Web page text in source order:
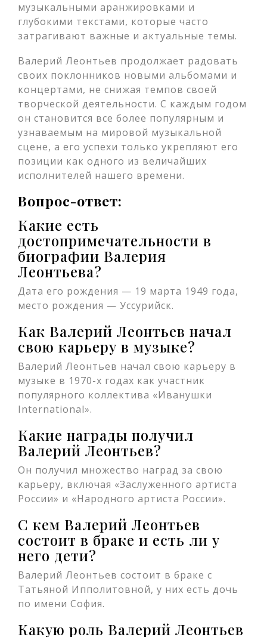
музыкальными аранжировками и
глубокими текстами, которые часто
затрагивают важные и актуальные темы.
Валерий Леонтьев продолжает радовать
своих поклонников новыми альбомами и
концертами, не снижая темпов своей
творческой деятельности. С каждым годом
он становится все более популярным и
узнаваемым на мировой музыкальной
сцене, а его успехи только укрепляют его
позиции как одного из величайших
исполнителей нашего времени.
Вопрос-ответ:
Какие есть
достопримечательности в
биографии Валерия
Леонтьева?
Дата его рождения — 19 марта 1949 года,
место рождения — Уссурийск.
Как Валерий Леонтьев начал
свою карьеру в музыке?
Валерий Леонтьев начал свою карьеру в
музыке в 1970-х годах как участник
популярного коллектива «Иванушки
International».
Какие награды получил
Валерий Леонтьев?
Он получил множество наград за свою
карьеру, включая «Заслуженного артиста
России» и «Народного артиста России».
С кем Валерий Леонтьев
состоит в браке и есть ли у
него дети?
Валерий Леонтьев состоит в браке с
Татьяной Ипполитовной, у них есть дочь
по имени София.
Какую роль Валерий Леонтьев